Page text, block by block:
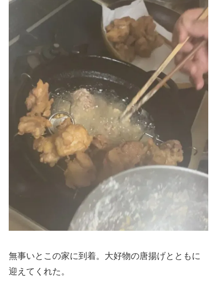
無事いとこの家に到着。大好物の唐揚げとともに
迎えてくれた。